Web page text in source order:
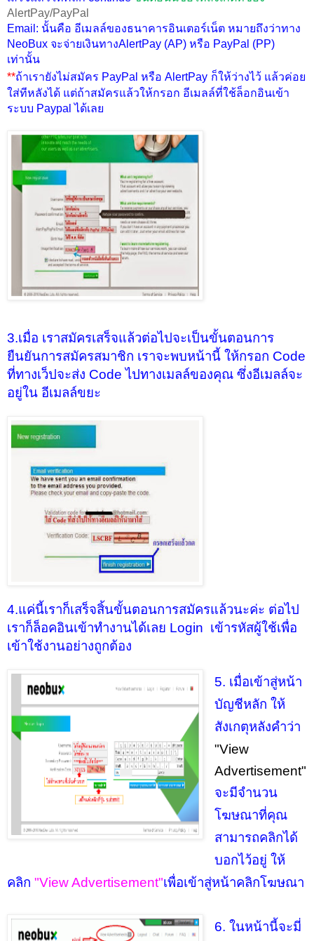
AlertPay/PayPal
Email: นั้นคือ อีเมลล์ของธนาคารอินเตอร์เน็ต หมายถึงว่าทาง
NeoBux จะจ่ายเงินทางAlertPay (AP) หรือ PayPal (PP)
เท่านั้น
**ถ้าเรายังไม่สมัคร PayPal หรือ AlertPay ก็ให้ว่างไว้ แล้วค่อย
ใส่ทีหลังได้ แต่ถ้าสมัครแล้วให้กรอก อีเมลล์ที่ใช้ล็อกอินเข้า
ระบบ Paypal ได้เลย
3.เมื่อ เราสมัครเสร็จแล้วต่อไปจะเป็นขั้นตอนการ
ยืนยันการสมัครสมาชิก เราจะพบหน้านี้ ให้กรอก Code
ที่ทางเว็ปจะส่ง Code ไปทางเมลล์ของคุณ ซึ่งอีเมลล์จะ
อยู่ใน อีเมลล์ขยะ
4.แค่นี้เราก็เสร็จสิ้นขั้นตอนการสมัครแล้วนะค่ะ ต่อไป
เราก็ล็อคอินเข้าทำงานได้เลย Login เข้ารหัสผู้ใช้เพื่อ
เข้าใช้งานอย่างถูกต้อง
5. เมื่อเข้าสู่หน้า
บัญชีหลัก ให้
สังเกตุหลังคำว่า
"View
Advertisement"
จะมีจำนวน
โฆษณาที่คุณ
สามารถคลิกได้
บอกไว้อยู่ ให้
คลิก "View Advertisement"เพื่อเข้าสู่หน้าคลิกโฆษณา
6. ในหน้านี้จะมี่